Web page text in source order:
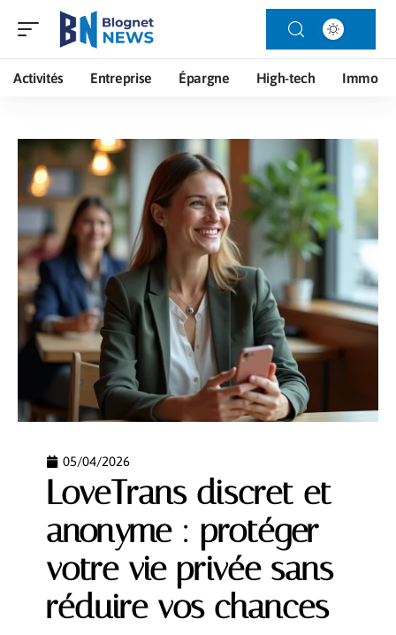
Activités Entreprise Épargne High-tech Immo
05/04/2026
LoveTrans discret et
anonyme : protéger
votre vie privée sans
réduire vos chances